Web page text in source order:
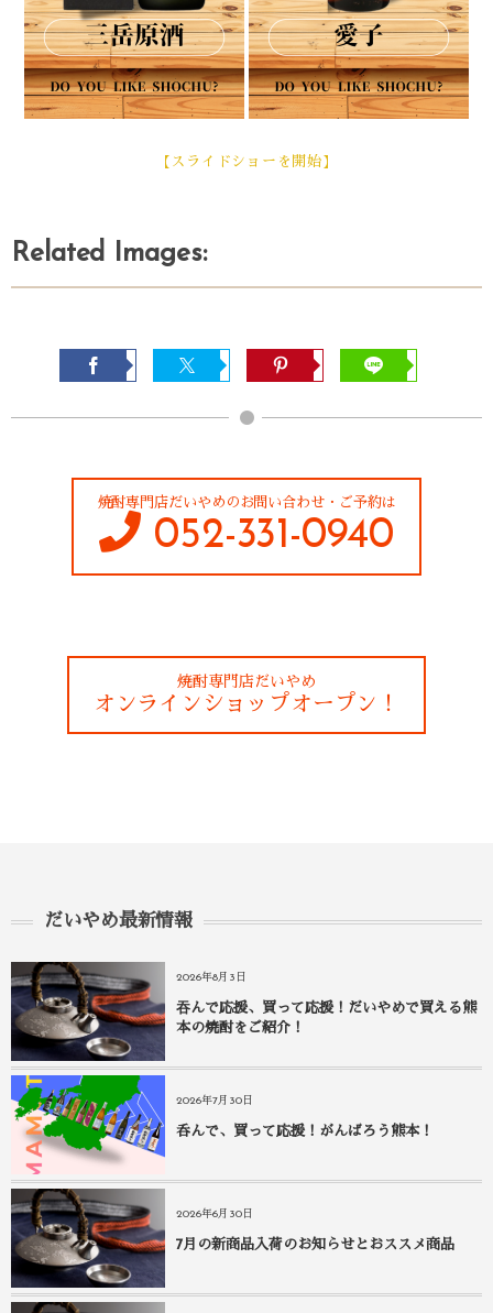
【スライドショーを開始】
Related Images:
焼酎専門店だいやめのお問い合わせ・ご予約は
052-331-0940
焼酎専門店だいやめ
オンラインショップオープン！
だいやめ最新情報
2026年8月3日
吞んで応援、買って応援！だいやめで買える熊
本の焼酎をご紹介！
2026年7月30日
呑んで、買って応援！がんばろう熊本！
2026年6月30日
7月の新商品入荷のお知らせとおススメ商品